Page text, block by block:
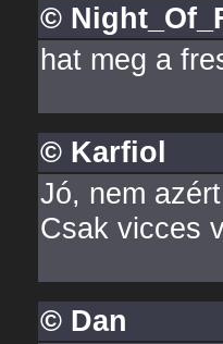
©
hat meg a
© Karfiol
Jó, nem
Csak vicces
© Dan